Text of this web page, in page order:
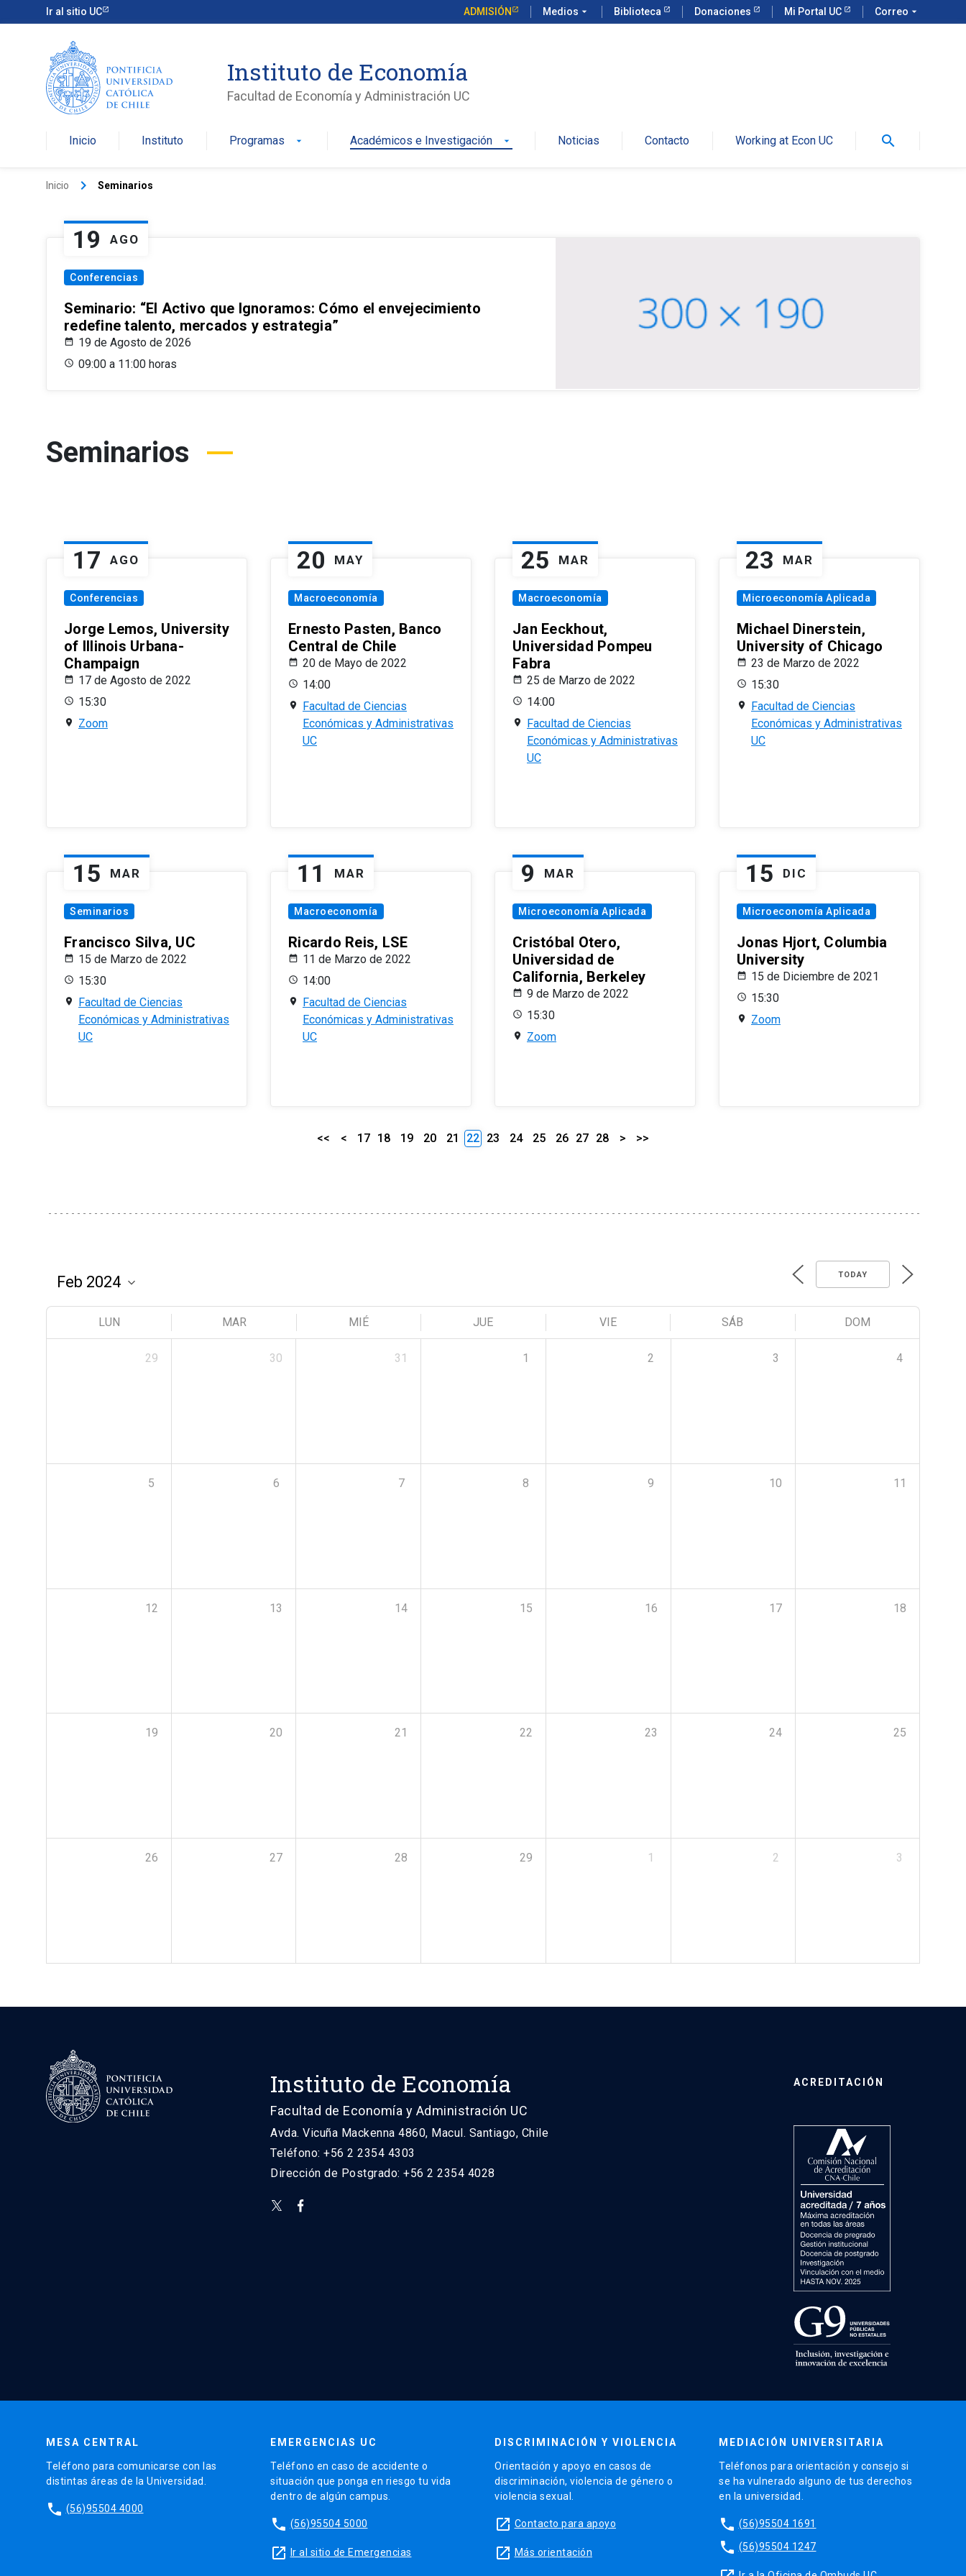
Ir al sitio UC ADMISIÓN Medios arrow_drop_down Biblioteca Donaciones Mi Portal UC Correo arrow_drop_down
Instituto de Economía
Facultad de Economía y Administración UC
Inicio Instituto Programas arrow_drop_down Académicos e Investigación arrow_drop_down Noticias Contacto Working at Econ UC search
Inicio keyboard_arrow_right Seminarios
19 AGO
Conferencias
Seminario: “El Activo que Ignoramos: Cómo el envejecimiento
redefine talento, mercados y estrategia”
19 de Agosto de 2026
09:00 a 11:00 horas
Seminarios
17 AGO
Conferencias
Jorge Lemos, University
of Illinois Urbana-
Champaign
17 de Agosto de 2022
15:30
Zoom
20 MAY
Macroeconomía
Ernesto Pasten, Banco
Central de Chile
20 de Mayo de 2022
14:00
Facultad de Ciencias
Económicas y Administrativas
UC
25 MAR
Macroeconomía
Jan Eeckhout,
Universidad Pompeu
Fabra
25 de Marzo de 2022
14:00
Facultad de Ciencias
Económicas y Administrativas
UC
23 MAR
Microeconomía Aplicada
Michael Dinerstein,
University of Chicago
23 de Marzo de 2022
15:30
Facultad de Ciencias
Económicas y Administrativas
UC
15 MAR
Seminarios
Francisco Silva, UC
15 de Marzo de 2022
15:30
Facultad de Ciencias
Económicas y Administrativas
UC
11 MAR
Macroeconomía
Ricardo Reis, LSE
11 de Marzo de 2022
14:00
Facultad de Ciencias
Económicas y Administrativas
UC
9 MAR
Microeconomía Aplicada
Cristóbal Otero,
Universidad de
California, Berkeley
9 de Marzo de 2022
15:30
Zoom
15 DIC
Microeconomía Aplicada
Jonas Hjort, Columbia
University
15 de Diciembre de 2021
15:30
Zoom
<< < 17 18 19 20 21 22 23 24 25 26 27 28 > >>
TODAY
LUN MAR MIÉ JUE VIE SÁB DOM
29 30 31 1 2 3 4
5 6 7 8 9 10 11
12 13 14 15 16 17 18
19 20 21 22 23 24 25
26 27 28 29 1 2 3
Instituto de Economía
Facultad de Economía y Administración UC
Avda. Vicuña Mackenna 4860, Macul. Santiago, Chile
Teléfono: +56 2 2354 4303
Dirección de Postgrado: +56 2 2354 4028
ACREDITACIÓN
MESA CENTRAL
Teléfono para comunicarse con las
distintas áreas de la Universidad.
phone (56)95504 4000
EMERGENCIAS UC
Teléfono en caso de accidente o
situación que ponga en riesgo tu vida
dentro de algún campus.
phone (56)95504 5000
launch Ir al sitio de Emergencias
DISCRIMINACIÓN Y VIOLENCIA
Orientación y apoyo en casos de
discriminación, violencia de género o
violencia sexual.
launch Contacto para apoyo
launch Más orientación
MEDIACIÓN UNIVERSITARIA
Teléfonos para orientación y consejo si
se ha vulnerado alguno de tus derechos
en la universidad.
phone (56)95504 1691
phone (56)95504 1247